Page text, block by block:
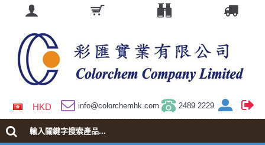
HKD info@colorchemhk.com 2489 2229